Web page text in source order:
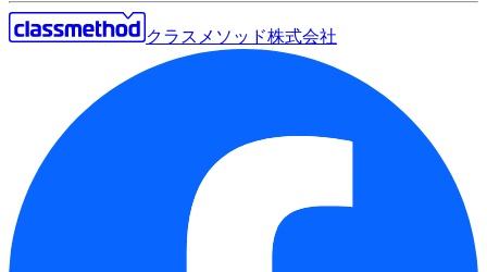
クラスメソッド株式会社